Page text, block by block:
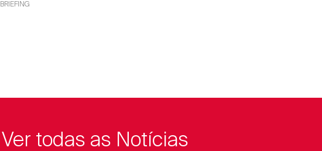
BRIEFING
Ver todas as Notícias